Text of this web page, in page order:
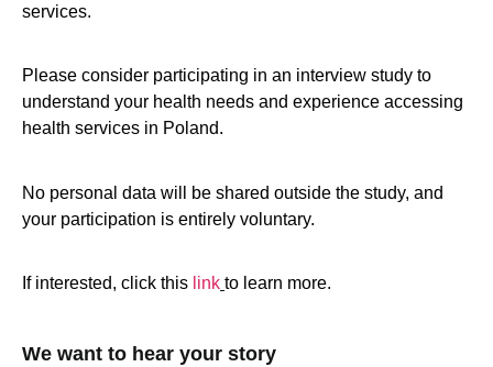
services.
Please consider participating in an interview study to
understand your health needs and experience accessing
health services in Poland.
No personal data will be shared outside the study, and
your participation is entirely voluntary.
If interested, click this link to learn more.
We want to hear your story